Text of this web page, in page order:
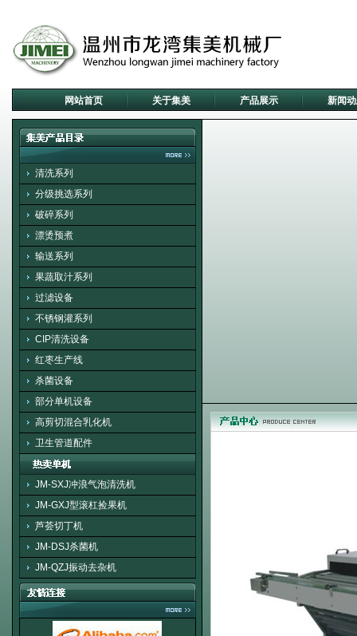
网站首页 关于集美 产品展示 新闻
清洗系列
分级挑选系列
破碎系列
漂烫预煮
输送系列
果蔬取汁系列
过滤设备
不锈钢灌系列
CIP清洗设备
红枣生产线
杀菌设备
部分单机设备
高剪切混合乳化机
卫生管道配件
JM-SXJ冲浪气泡清洗机
JM-GXJ型滚杠捡果机
芦荟切丁机
JM-DSJ杀菌机
JM-QZJ振动去杂机